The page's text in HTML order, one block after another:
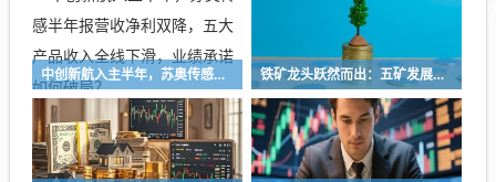
中创新航入主半年，苏奥传感半年报营收净利双降，五大产品收入全线下滑，业绩承诺如何破局？ 铁矿龙头跃然而出：五矿发展重组铸就A股铁矿采选重要平台